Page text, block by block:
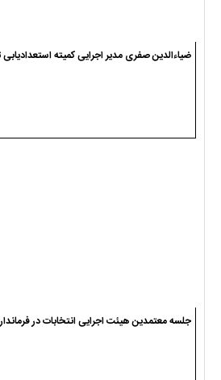
ضیاءالدین صفری مدیر اجرایی کمیته
جلسه معتمدین هیئت اجرایی انتخابات در